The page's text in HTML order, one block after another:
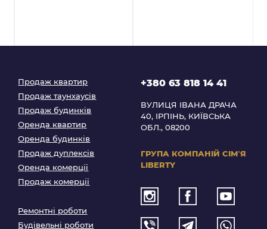
Продаж квартир
Продаж таунхаусів
Продаж будинків
Оренда квартир
Оренда будинків
Продаж дуплексів
Оренда комерції
Продаж комерції
Ремонтні роботи
Будівельні роботи
+380 63 818 14 41
ВУЛИЦЯ ІВАНА ДРАЧА
40, ІРПІНЬ, КИЇВСЬКА
ОБЛ., 08200
ГРУПА КОМПАНІЙ СІМʼЯ
LIBERTY